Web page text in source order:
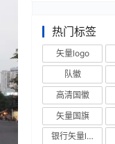
热门标签
矢量logo
队徽
高清国徽
矢量国旗
银行矢量logo